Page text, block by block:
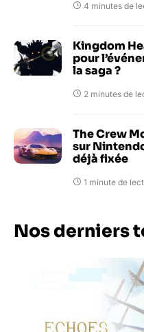
4 minutes de
Kingdom
pour
la saga ?
2 minutes de
The Crew
sur
déjà fixée
1 minute de
Nos derniers